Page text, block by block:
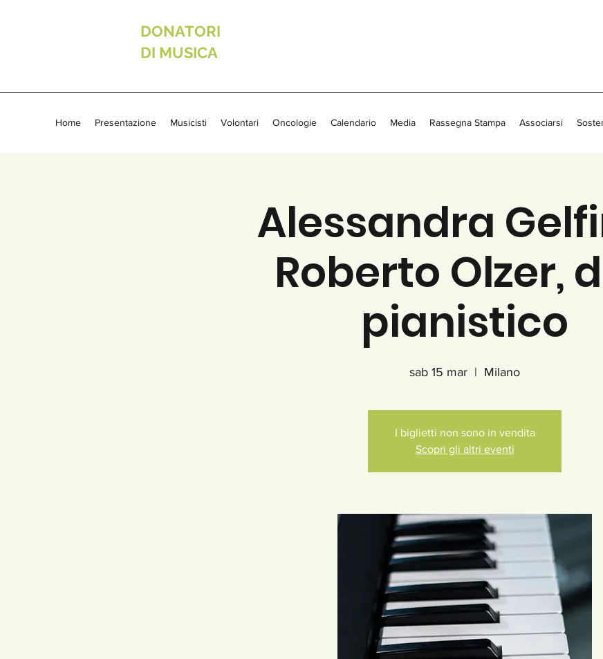
DONATORI
DI MUSICA
Home Presentazione Musicisti Volontari Oncologie Calendario Media Rassegna Stampa Associarsi
Alessandra
Roberto Olzer,
pianistico
sab 15 mar
  |
Milano
I biglietti non sono in vendita
Scopri gli altri eventi